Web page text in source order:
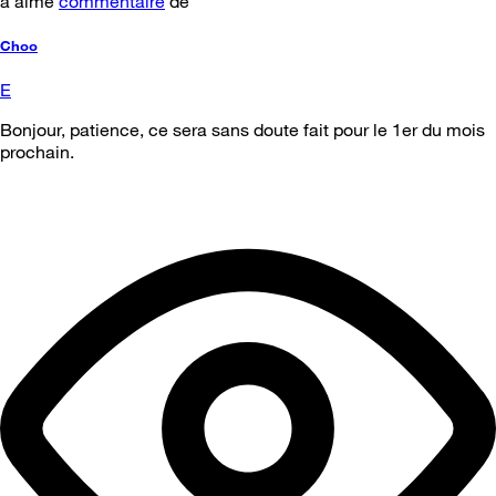
Choo
E
Bonjour, patience, ce sera sans doute fait pour le 1er du mois
prochain.